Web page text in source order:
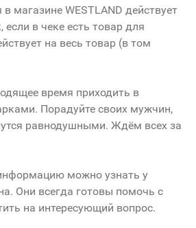
магазине WESTLAND действует
если в чеке есть товар для
на весь товар (в том
время приходить в
Порадуйте своих мужчин,
равнодушными. Ждём всех за
можно узнать у
Они всегда готовы помочь с
на интересующий вопрос.